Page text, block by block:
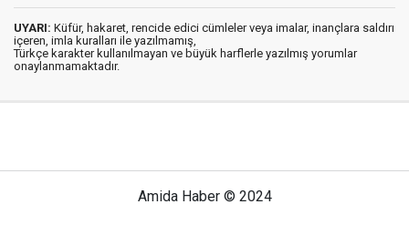
UYARI: Küfür, hakaret, rencide edici cümleler veya imalar, inançlara saldırı
içeren, imla kuralları ile yazılmamış,
Türkçe karakter kullanılmayan ve büyük harflerle yazılmış yorumlar
onaylanmamaktadır.
Amida Haber © 2024